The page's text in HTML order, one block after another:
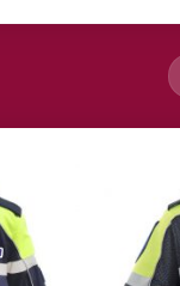
Aggiungi
alla lista
dei
desideri